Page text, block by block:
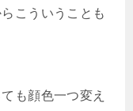
こういうことも
も顔色一つ変え